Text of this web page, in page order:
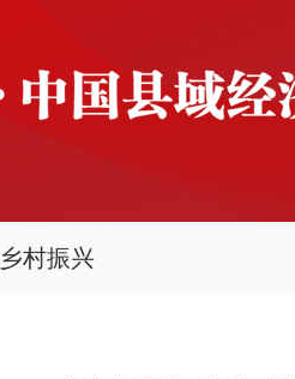
乡村振兴